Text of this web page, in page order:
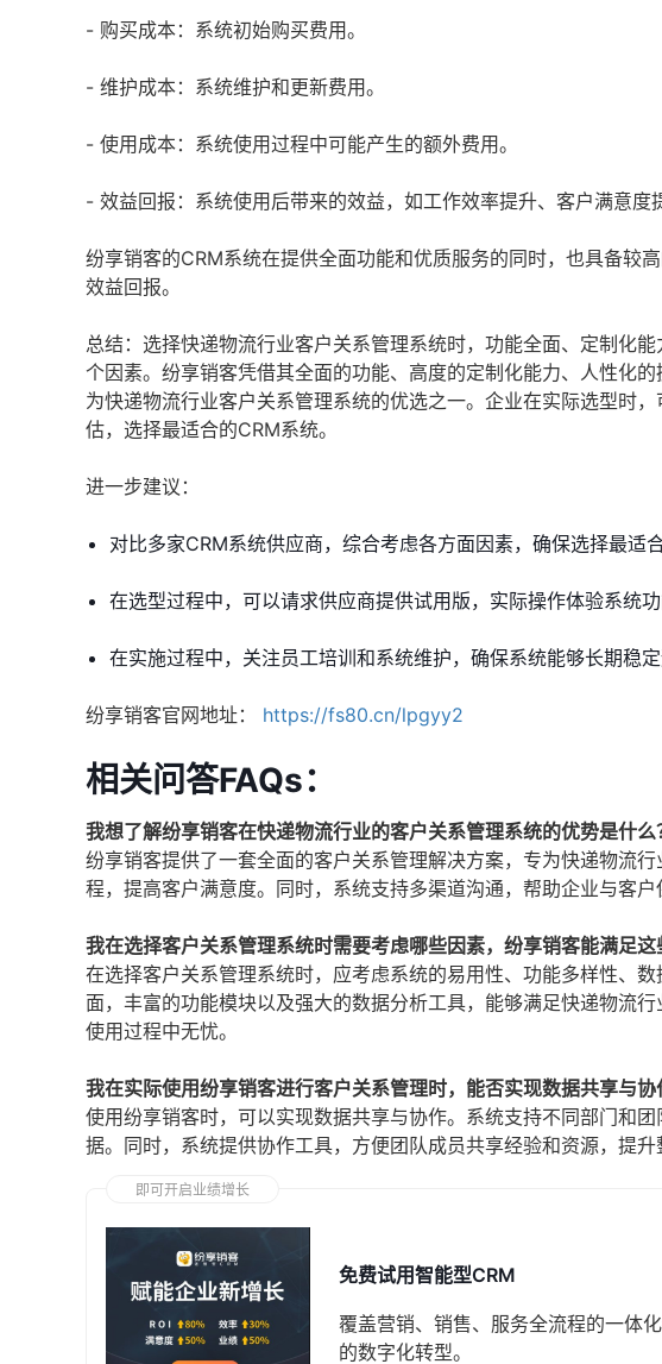
- 购买成本：系统初始购买费用。
- 维护成本：系统维护和更新费用。
- 使用成本：系统使用过程中可能产生的额外费用。
- 效益回报：系统使用后带来的效益，如工作效率提升、客户满意度
纷享销客的CRM系统在提供全面功能和优质服务的同时，也具备较
效益回报。
总结：选择快递物流行业客户关系管理系统时，功能全面、定制化
个因素。纷享销客凭借其全面的功能、高度的定制化能力、人性化
为快递物流行业客户关系管理系统的优选之一。企业在实际选型时
估，选择最适合的CRM系统。
进一步建议：
对比多家CRM系统供应商，综合考虑各方面因素，确保选择最适合
在选型过程中，可以请求供应商提供试用版，实际操作体验系统功
在实施过程中，关注员工培训和系统维护，确保系统能够长期稳定
纷享销客官网地址： https://fs80.cn/lpgyy2
相关问答FAQs：
我想了解纷享销客在快递物流行业的客户关系管理系统的优势是什么
纷享销客提供了一套全面的客户关系管理解决方案，专为快递物流
程，提高客户满意度。同时，系统支持多渠道沟通，帮助企业与客户
我在选择客户关系管理系统时需要考虑哪些因素，纷享销客能满足这
在选择客户关系管理系统时，应考虑系统的易用性、功能多样性、
面，丰富的功能模块以及强大的数据分析工具，能够满足快递物流
使用过程中无忧。
我在实际使用纷享销客进行客户关系管理时，能否实现数据共享与协
使用纷享销客时，可以实现数据共享与协作。系统支持不同部门和
据。同时，系统提供协作工具，方便团队成员共享经验和资源，提升
即可开启业绩增长
免费试用智能型CRM
覆盖营销、销售、服务全流程的一体
的数字化转型。